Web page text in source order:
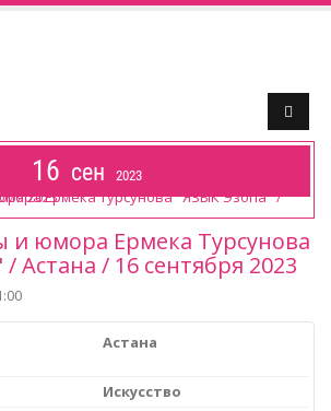
16 сен 2023
и юмора Ермека Турсунова
Астана / 16 сентября 2023
Астана
Искусство